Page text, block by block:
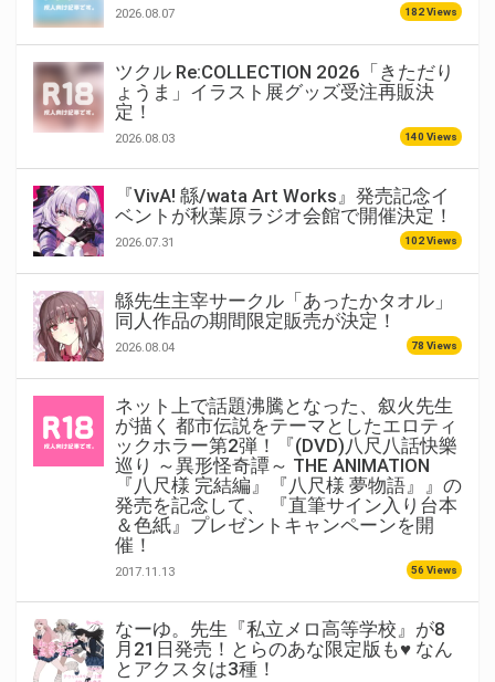
2026.08.07 182 Views
ツクル Re:COLLECTION 2026「きただり
ょうま」イラスト展グッズ受注再販決
定！
2026.08.03 140 Views
『VivA! 緜/wata Art Works』発売記念イ
ベントが秋葉原ラジオ会館で開催決定！
2026.07.31 102 Views
緜先生主宰サークル「あったかタオル」
同人作品の期間限定販売が決定！
2026.08.04 78 Views
ネット上で話題沸騰となった、叙火先生
が描く 都市伝説をテーマとしたエロティ
ックホラー第2弾！『(DVD)八尺八話快樂
巡り ～異形怪奇譚～ THE ANIMATION
『八尺様 完結編』『八尺様 夢物語』』の
発売を記念して、 『直筆サイン入り台本
＆色紙』プレゼントキャンペーンを開
催！
2017.11.13 56 Views
なーゆ。先生『私立メロ高等学校』が8
月21日発売！とらのあな限定版も♥ なん
とアクスタは3種！